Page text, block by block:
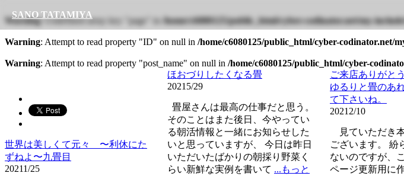
Warning: Undefined array key "page" in /home/c6080125/public_html/cyber-codinator.net/my-
Warning: Attempt to read property "ID" on null in /home/c6080125/public_html/cyber-codinator.net/
Warning: Attempt to read property "post_name" on null in /home/c6080125/public_html/cyber-
ほおづりしたくなる畳
2021 5/29
畳屋さんは最高の仕事だと思う。
そのことはまた後日、今やってい
る朝活情報と一緒にお知らせした
いと思っていますが、 今日は昨日
いただいたばかりの朝採り野菜く
らい新鮮な実例を書いて ...もっと
ご来店ありがと
ゆるりと畳のあ
て下さいね。
2021 2/10
見ていただき
ございます。 紛
ないのですが、
ページ更新用に
世界は美しくて元々 〜利休にた
ずねよ〜九畳目
20211/25
SANO TATAMIYA